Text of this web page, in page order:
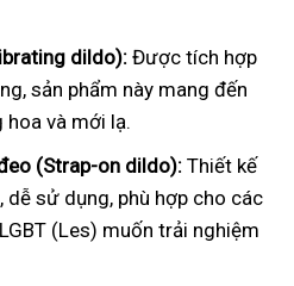
dildo): Được tích hợp
sản phẩm này mang đến
và mới lạ.
(Strap-on dildo): Thiết kế
dễ sử dụng, phù hợp cho các
(Les) muốn trải nghiệm